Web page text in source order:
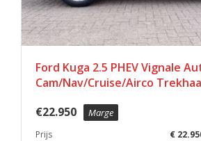
Ford Kuga 2.5 PHEV Vignale
Cam/Nav/Cruise/Airco
€22.950 Marge
Prijs
€